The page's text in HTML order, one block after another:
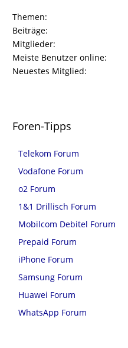
Themen
Beiträge
Mitglieder
Meiste Benutzer online
Neuestes Mitglied
Foren-Tipps
Telekom Forum
Vodafone Forum
o2 Forum
1&1 Drillisch Forum
Mobilcom Debitel Forum
Prepaid Forum
iPhone Forum
Samsung Forum
Huawei Forum
WhatsApp Forum